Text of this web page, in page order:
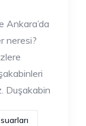
Ankara’da
neresi?
Duşakabin